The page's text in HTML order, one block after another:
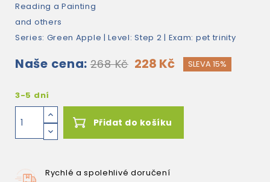
Reading a Painting
and others
Series: Green Apple | Level: Step 2 | Exam: pet trinity
Naše cena: 268 Kč 228 Kč SLEVA 15%
3-5 dní
Přidat do košíku
Rychlé a spolehlivé doručení